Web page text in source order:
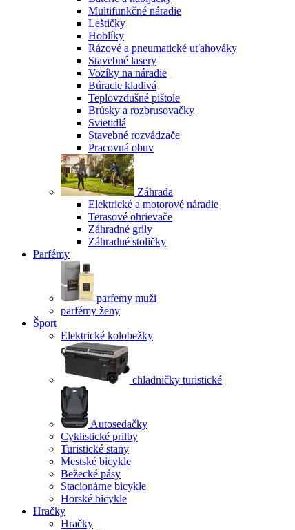
Multifunkčné náradie
Leštičky
Hoblíky
Rázové a pneumatické uťahováky
Stavebné lasery
Vozíky na náradie
Búracie kladivá
Teplovzdušné pištole
Brúsky a rozbrusovačky
Svietidlá
Stavebné rozvádzače
Pracovná obuv
Záhrada
Elektrické a motorové náradie
Terasové ohrievače
Záhradné grily
Záhradné stoličky
Parfémy
parfemy muži
parfémy ženy
Šport
Elektrické kolobežky
chladničky turistické
Autosedačky
Cyklistické prilby
Turistické stany
Mestské bicykle
Bežecké pásy
Stacionárne bicykle
Horské bicykle
Hračky
Hračky